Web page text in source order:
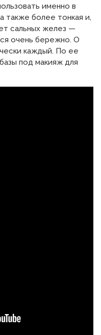
именно в
также более тонкая и,
сальных желез —
очень бережно. О
каждый. По ее
под макияж для